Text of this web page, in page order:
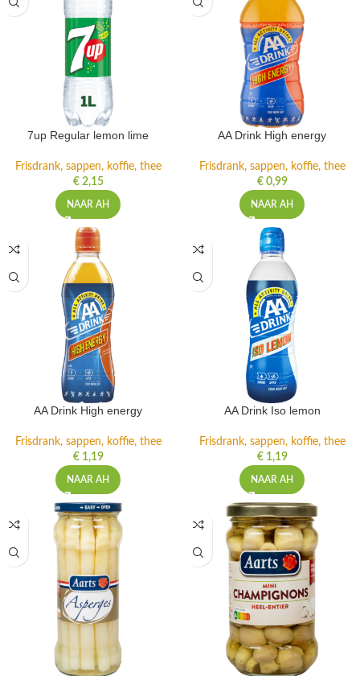
7up Regular lemon lime
Frisdrank, sappen, koffie, thee
€2,15
NAAR AH
AA Drink High energy
Frisdrank, sappen, koffie, thee
€0,99
NAAR AH
AA Drink High energy
Frisdrank, sappen, koffie, thee
€1,19
NAAR AH
AA Drink Iso lemon
Frisdrank, sappen, koffie, thee
€1,19
NAAR AH